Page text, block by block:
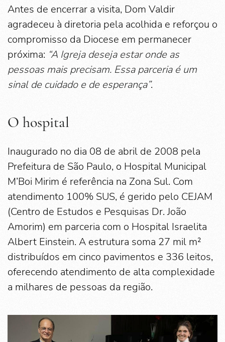
Antes de encerrar a visita, Dom Valdir
agradeceu à diretoria pela acolhida e reforçou o
compromisso da Diocese em permanecer
próxima: “A Igreja deseja estar onde as
pessoas mais precisam. Essa parceria é um
sinal de cuidado e de esperança”.
O hospital
Inaugurado no dia 08 de abril de 2008 pela
Prefeitura de São Paulo, o Hospital Municipal
M’Boi Mirim é referência na Zona Sul. Com
atendimento 100% SUS, é gerido pelo CEJAM
(Centro de Estudos e Pesquisas Dr. João
Amorim) em parceria com o Hospital Israelita
Albert Einstein. A estrutura soma 27 mil m²
distribuídos em cinco pavimentos e 336 leitos,
oferecendo atendimento de alta complexidade
a milhares de pessoas da região.